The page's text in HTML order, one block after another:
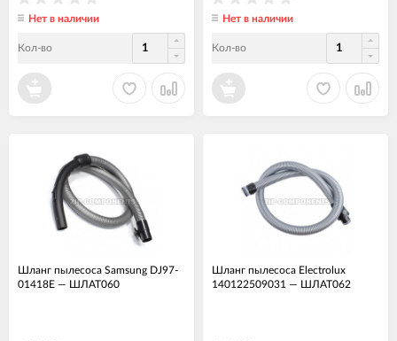
Нет в наличии
Кол-во
Нет в наличии
Кол-во
Шланг пылесоса Samsung DJ97-
01418E — ШЛАТ060
Шланг пылесоса Electrolux
140122509031 — ШЛАТ062